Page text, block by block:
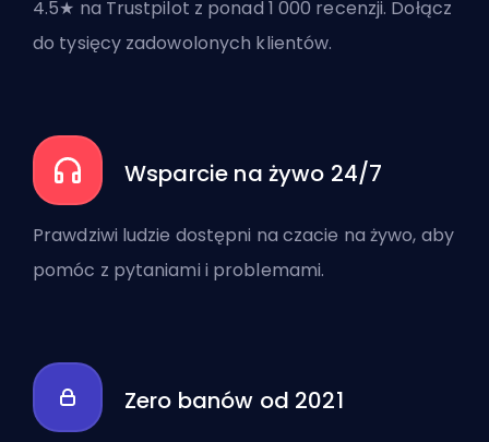
4.5★ na Trustpilot z ponad 1 000 recenzji. Dołącz
do tysięcy zadowolonych klientów.
Wsparcie na żywo 24/7
Prawdziwi ludzie dostępni na czacie na żywo, aby
pomóc z pytaniami i problemami.
Zero banów od 2021